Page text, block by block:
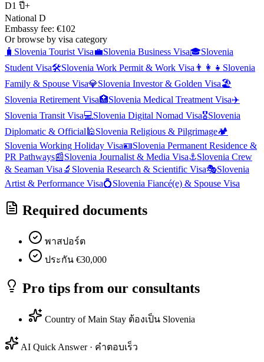
D1 ปี+
National D
Embassy fee: €102
Or browse by visa category
🧳 Slovenia Tourist Visa💼Slovenia Business Visa🎓Slovenia
Student Visa🛠️Slovenia Work Permit & Work Visa 👨‍👩‍👧 Slovenia
Family & Spouse Visa💎Slovenia Investor & Golden Visa🏖️
Slovenia Retirement Visa🏥Slovenia Medical Treatment Visa✈️
Slovenia Transit Visa💻Slovenia Digital Nomad Visa🎖️Slovenia
Diplomatic & Official 🕌Slovenia Religious & Pilgrimage🏕️
Slovenia Working Holiday Visa🪪Slovenia Permanent Residence &
PR Pathways📰Slovenia Journalist & Media Visa⚓Slovenia Crew
& Seaman Visa 🔬 Slovenia Research & Scientific Visa🎭Slovenia
Artist & Performance Visa💍Slovenia Fiancé(e) & Spouse Visa
Required documents
พาสปอร์ต
ประกัน €30,000
Pro tips from our consultants
Country of Main Stay ต้องเป็น Slovenia
AI Quick Answer · คำตอบเร็ว